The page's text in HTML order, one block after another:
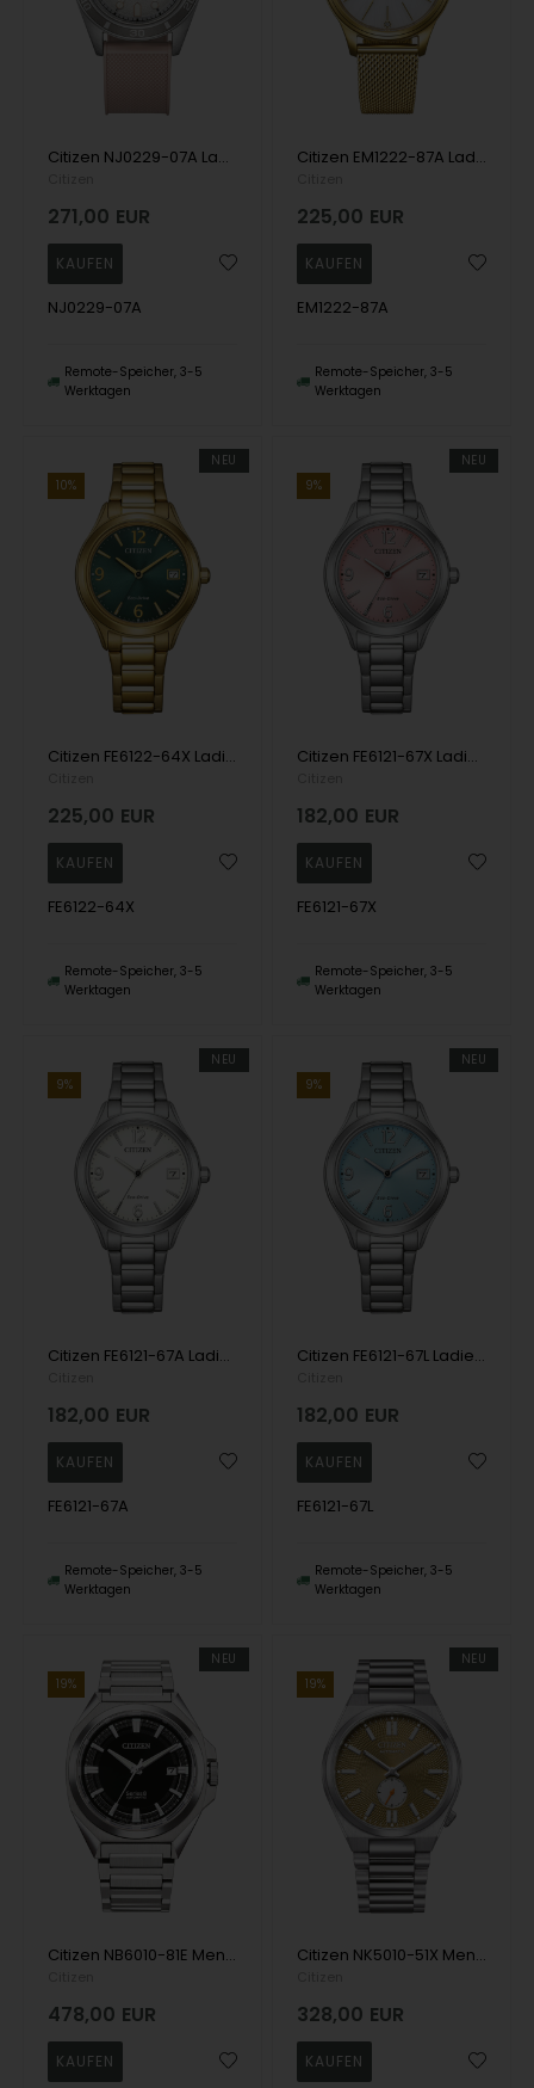
Citizen NJ0229-07A Ladies Watch Sport Automatic 39mm 10ATM Wristwatch
271,00 EUR
NJ0229-07A
Remote-Speicher, 3-5
Werktagen
Citizen EM1222-87A Ladies Watch Eco-Drive Elegance 34mm 5ATM Wristwatch
225,00 EUR
EM1222-87A
Remote-Speicher, 3-5
Werktagen
NEU
10%
Citizen FE6122-64X Ladies Watch Eco-Drive Sport 34mm 5ATM Wristwatch
225,00 EUR
FE6122-64X
Remote-Speicher, 3-5
Werktagen
NEU
9%
Citizen FE6121-67X Ladies Watch Eco-Drive Sport 34mm 5ATM Wristwatch
182,00 EUR
FE6121-67X
Remote-Speicher, 3-5
Werktagen
NEU
9%
Citizen FE6121-67A Ladies Watch Eco-Drive Sport 34mm 5ATM Wristwatch
182,00 EUR
FE6121-67A
Remote-Speicher, 3-5
Werktagen
NEU
9%
Citizen FE6121-67L Ladies Watch Eco-Drive Sport 34mm 5ATM Wristwatch
182,00 EUR
FE6121-67L
Remote-Speicher, 3-5
Werktagen
NEU
19%
Citizen NB6010-81E Mens Watch Series 8 Automatic 40mm 10ATM Wristwatch
478,00 EUR
NEU
19%
Citizen NK5010-51X Mens Watch Tsuyosa Automatic 40mm 5ATM Wristwatch
328,00 EUR